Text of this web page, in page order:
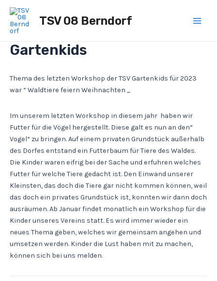
Inhalt
springen
TSV 08 Berndorf
Gartenkids
Thema des letzten Workshop der TSV Gartenkids für 2023
war “ Waldtiere feiern Weihnachten „
Im unserem letzten Workshop in diesem jahr haben wir
Futter für die Vögel hergestellt. Diese galt es nun an den“
Vogel“ zu bringen. Auf einem privaten Grundstück außerhalb
des Dorfes entstand ein Futterbaum für Tiere des Waldes.
Die Kinder waren eifrig bei der Sache und erfuhren welches
Futter für welche Tiere gedacht ist. Den Einwand unserer
Kleinsten, das doch die Tiere gar nicht kommen können, weil
das doch ein privates Grundstück ist, konnten wir dann doch
ausräumen. Ab Januar findet monatlich ein Workshop für die
Kinder unseres Vereins statt. Es wird immer wieder ein
neues Thema geben, welches wir gemeinsam angehen und
umsetzen werden. Kinder die Lust haben mit zu machen,
können sich bei uns melden.
navigation